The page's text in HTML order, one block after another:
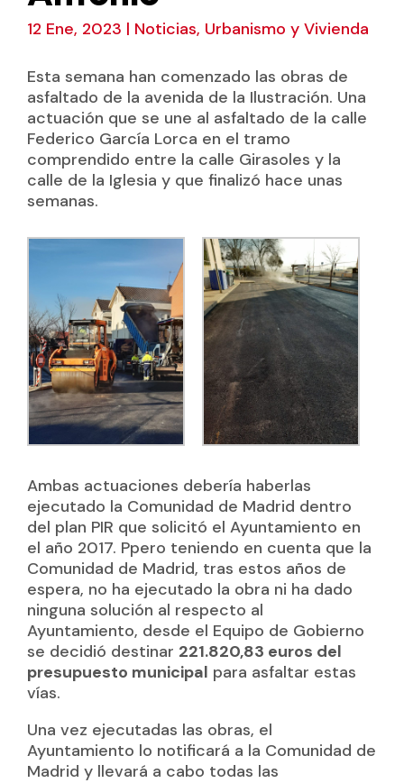
12 Ene, 2023 | Noticias, Urbanismo y Vivienda
Esta semana han comenzado las obras de
asfaltado de la avenida de la Ilustración. Una
actuación que se une al asfaltado de la calle
Federico García Lorca en el tramo
comprendido entre la calle Girasoles y la
calle de la Iglesia y que finalizó hace unas
semanas.
Ambas actuaciones debería haberlas
ejecutado la Comunidad de Madrid dentro
del plan PIR que solicitó el Ayuntamiento en
el año 2017. Ppero teniendo en cuenta que la
Comunidad de Madrid, tras estos años de
espera, no ha ejecutado la obra ni ha dado
ninguna solución al respecto al
Ayuntamiento, desde el Equipo de Gobierno
se decidió destinar 221.820,83 euros del
presupuesto municipal para asfaltar estas
vías.
Una vez ejecutadas las obras, el
Ayuntamiento lo notificará a la Comunidad de
Madrid y llevará a cabo todas las